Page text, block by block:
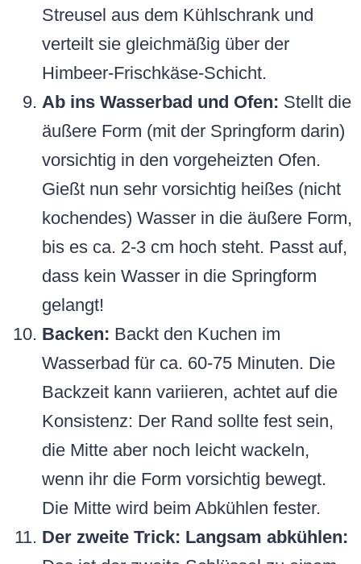
Streusel aus dem Kühlschrank und
verteilt sie gleichmäßig über der
Himbeer-Frischkäse-Schicht.
Ab ins Wasserbad und Ofen: Stellt die
äußere Form (mit der Springform darin)
vorsichtig in den vorgeheizten Ofen.
Gießt nun sehr vorsichtig heißes (nicht
kochendes) Wasser in die äußere Form,
bis es ca. 2-3 cm hoch steht. Passt auf,
dass kein Wasser in die Springform
gelangt!
Backen: Backt den Kuchen im
Wasserbad für ca. 60-75 Minuten. Die
Backzeit kann variieren, achtet auf die
Konsistenz: Der Rand sollte fest sein,
die Mitte aber noch leicht wackeln,
wenn ihr die Form vorsichtig bewegt.
Die Mitte wird beim Abkühlen fester.
Der zweite Trick: Langsam abkühlen: